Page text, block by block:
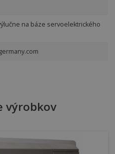
na báze servoelektrického
výrobkov